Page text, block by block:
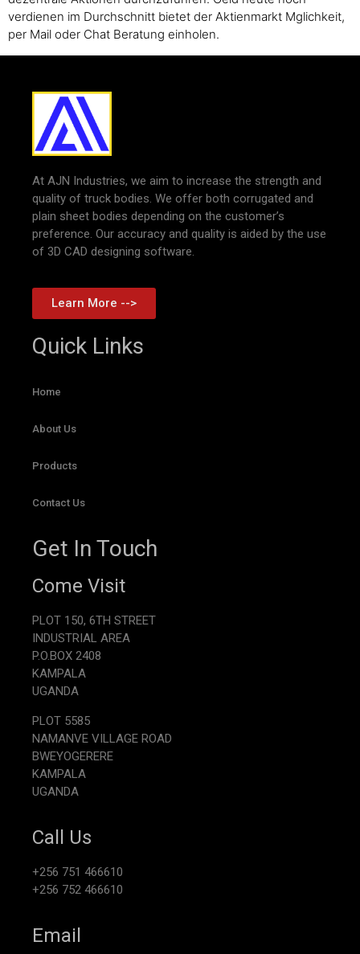
verdienen im Durchschnitt bietet der Aktienmarkt Mglichkeit,
per Mail oder Chat Beratung einholen.
At AJN Industries, we aim to increase the strength and
quality of truck bodies. We offer both corrugated and
plain sheet bodies depending on the customer’s
preference. Our accuracy and quality is aided by the use
of 3D CAD designing software.
Learn More -->
Quick Links
Home
About Us
Products
Contact Us
Get In Touch
Come Visit
PLOT 150, 6TH STREET
INDUSTRIAL AREA
P.O.BOX 2408
KAMPALA
UGANDA
PLOT 5585
NAMANVE VILLAGE ROAD
BWEYOGERERE
KAMPALA
UGANDA
Call Us
+256 751 466610
+256 752 466610
Email